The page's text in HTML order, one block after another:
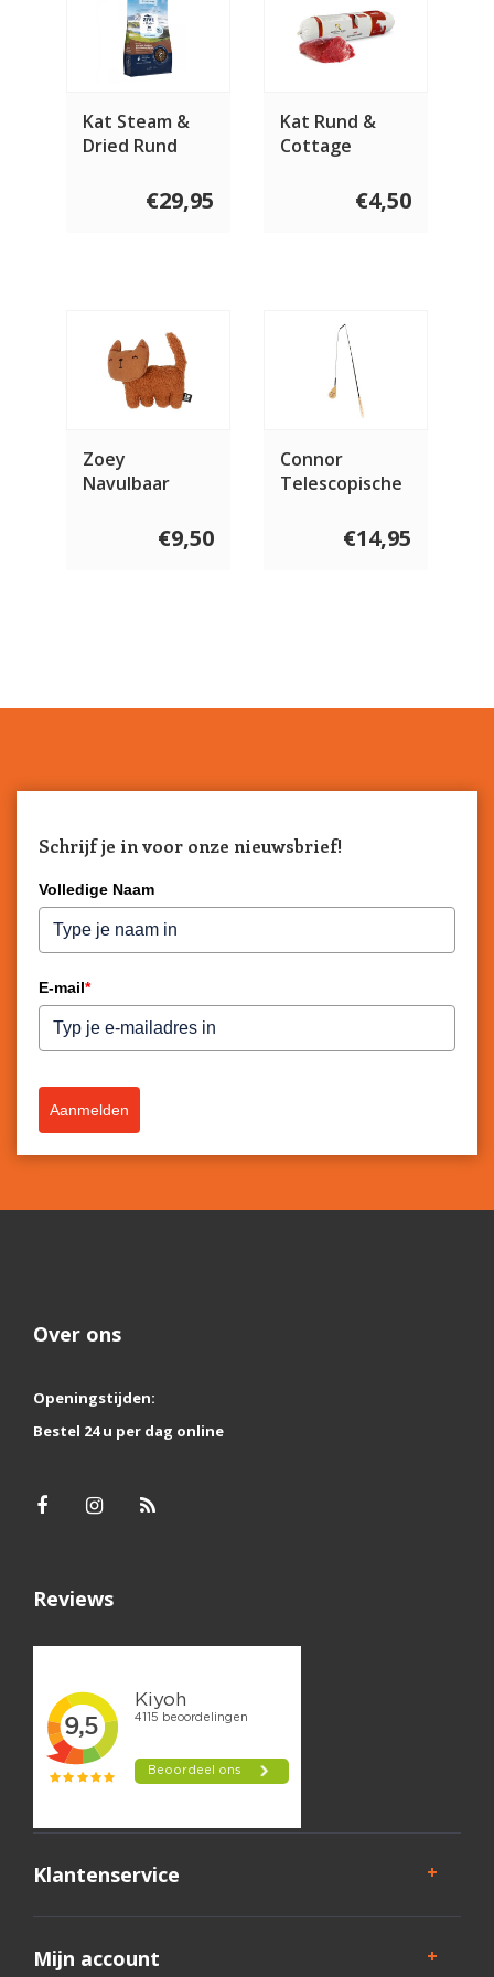
Kat Steam &
Dried Rund
€29,95
Kat Rund &
Cottage
€4,50
Zoey
Navulbaar
€9,50
Connor
Telescopische
€14,95
Schrijf je in voor onze nieuwsbrief!
Volledige Naam
E-mail*
Aanmelden
Over ons
Openingstijden:
Bestel 24 u per dag online
Reviews
Klantenservice
Mijn account